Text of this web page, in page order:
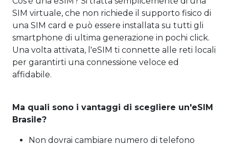
SIM virtuale, che non richiede il supporto fisico di
una SIM card e può essere installata su tutti gli
smartphone di ultima generazione in pochi click.
Una volta attivata, l'eSIM ti connette alle reti locali
per garantirti una connessione veloce ed
affidabile.
Ma quali sono i vantaggi di scegliere un'eSIM
Brasile?
Non dovrai cambiare numero di telefono